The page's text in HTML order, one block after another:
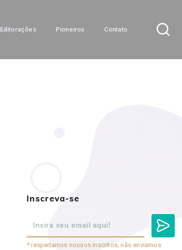
Editorações Pioneiros Contato
Inscreva-se
* respeitamos nossos inscritos, não enviamos